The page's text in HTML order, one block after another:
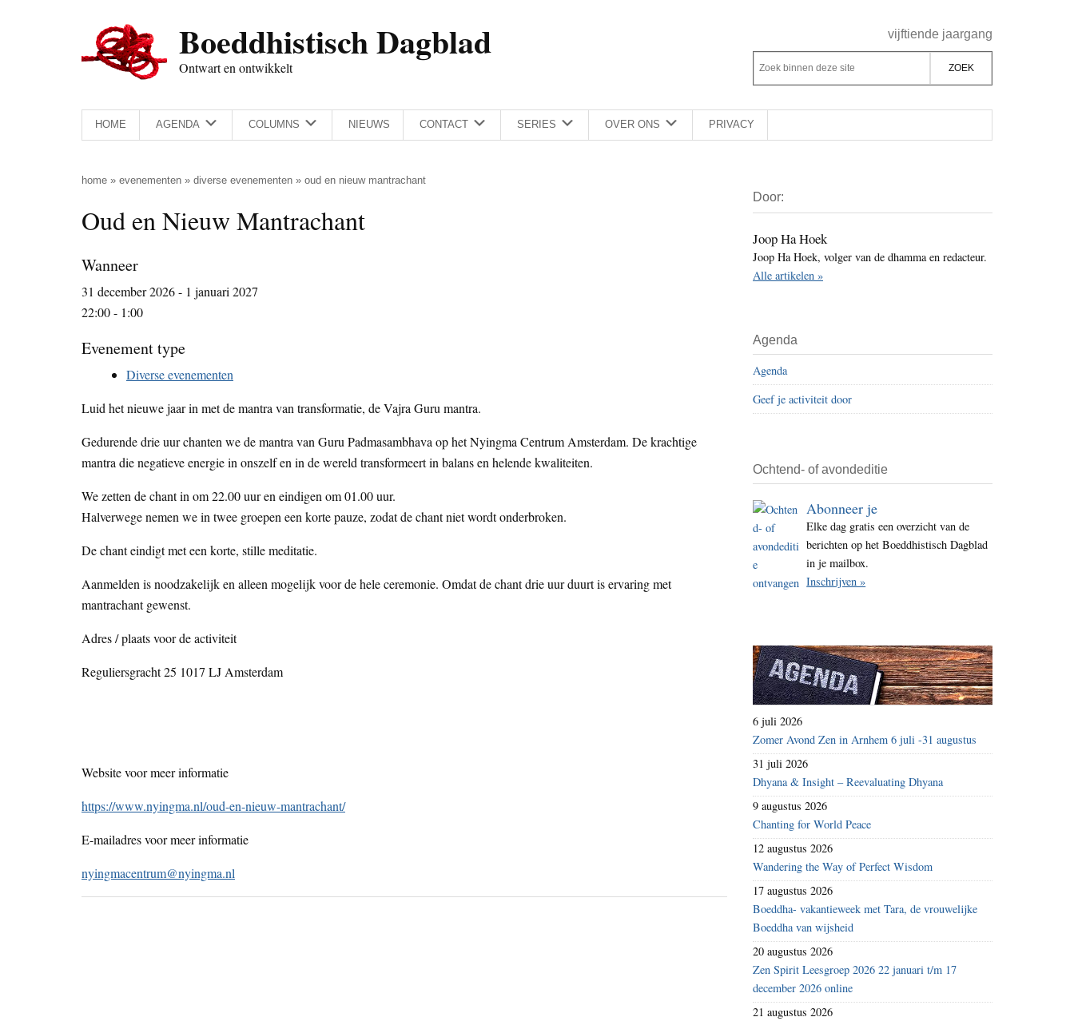
Boeddhistisch Dagblad
Ontwart en ontwikkelt
Rechts
vijftiende jaargang
Z
o
e
k
d
e
z
e
s
t
e
Z
o
k
b
n
n
d
e
s
i
t
e
HOME AGENDA COLUMNS NIEUWS CONTACT SERIES OVER ONS PRIVACY
home » evenementen » diverse evenementen » oud en nieuw mantrachant
Oud en Nieuw Mantrachant
Wanneer
31 december 2026 - 1 januari 2027
22:00 - 1:00
Evenement type
Diverse evenementen
Luid het nieuwe jaar in met de mantra van transformatie, de Vajra Guru mantra.
Gedurende drie uur chanten we de mantra van Guru Padmasambhava op het Nyingma Centrum Amsterdam. De krachtige
mantra die negatieve energie in onszelf en in de wereld transformeert in balans en helende kwaliteiten.
We zetten de chant in om 22.00 uur en eindigen om 01.00 uur.
Halverwege nemen we in twee groepen een korte pauze, zodat de chant niet wordt onderbroken.
De chant eindigt met een korte, stille meditatie.
Aanmelden is noodzakelijk en alleen mogelijk voor de hele ceremonie. Omdat de chant drie uur duurt is ervaring met
mantrachant gewenst.
Adres / plaats voor de activiteit
Reguliersgracht 25 1017 LJ Amsterdam
Website voor meer informatie
https://www.nyingma.nl/oud-en-nieuw-mantrachant/
E-mailadres voor meer informatie
nyingmacentrum@nyingma.nl
Sidebar
Door:
Joop Ha Hoek
Joop Ha Hoek, volger van de dhamma en redacteur.
Alle artikelen »
Agenda
Agenda
Geef je activiteit door
Ochtend- of avondeditie
Abonneer je
Elke dag gratis een overzicht van de
berichten op het Boeddhistisch Dagblad
in je mailbox.
Inschrijven »
6 juli 2026
Zomer Avond Zen in Arnhem 6 juli -31 augustus
31 juli 2026
Dhyana & Insight – Reevaluating Dhyana
9 augustus 2026
Chanting for World Peace
12 augustus 2026
Wandering the Way of Perfect Wisdom
17 augustus 2026
Boeddha- vakantieweek met Tara, de vrouwelijke
Boeddha van wijsheid
20 augustus 2026
Zen Spirit Leesgroep 2026 22 januari t/m 17
december 2026 online
21 augustus 2026